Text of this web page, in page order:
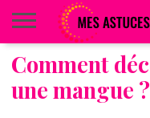
BEAUTÉ
COIFFURE
ALIMENTATION
MAQUILLAGE
MAISON
Comment
une mangue ?